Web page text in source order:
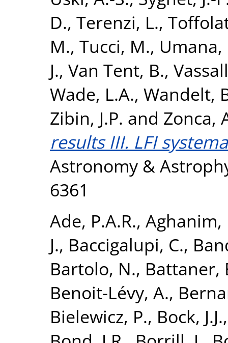
D., Terenzi, L.,
M., Tucci, M., Umana,
J., Van Tent, B.,
Wade, L.A., Wandelt,
Zibin, J.P. and Zonca,
results III. LFI
Astronomy &
6361
Ade, P.A.R., Aghanim,
J., Baccigalupi, C.,
Bartolo, N., Battaner,
Benoit-Lévy, A.,
Bielewicz, P., Bock, J.J.